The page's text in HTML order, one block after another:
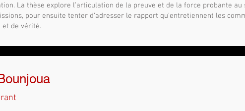
La thèse explore l’articulation de la preuve et de la force probante
pour ensuite tenter d’adresser le rapport qu’entretiennent les
de vérité.